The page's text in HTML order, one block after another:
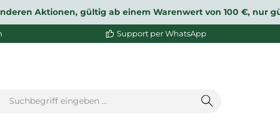
Aktionen, gültig ab einem Warenwert von 100 €, nur
Support per WhatsApp